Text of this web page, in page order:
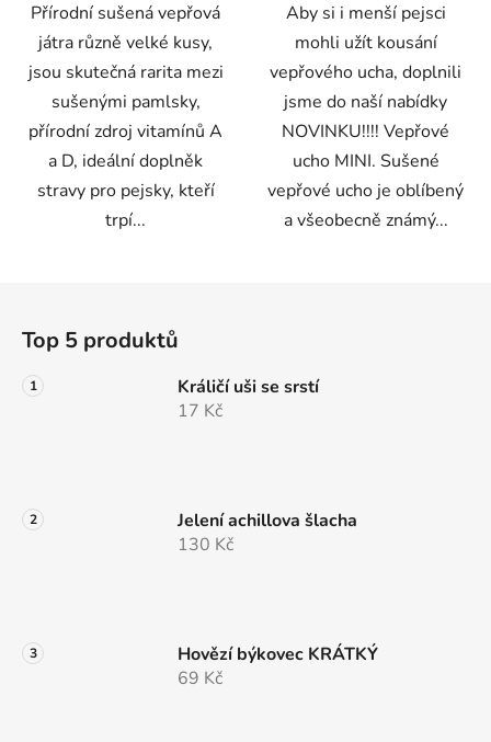
hvězdiček.
Přírodní sušená vepřová
játra různě velké kusy,
jsou skutečná rarita mezi
sušenými pamlsky,
přírodní zdroj vitamínů A
a D, ideální doplněk
stravy pro pejsky, kteří
trpí...
hvězdiček.
Aby si i menší pejsci
mohli užít kousání
vepřového ucha, doplnili
jsme do naší nabídky
NOVINKU!!!! Vepřové
ucho MINI. Sušené
vepřové ucho je oblíbený
a všeobecně známý...
Top 5 produktů
Králičí uši se srstí
17 Kč
Jelení achillova šlacha
130 Kč
Hovězí býkovec KRÁTKÝ
69 Kč